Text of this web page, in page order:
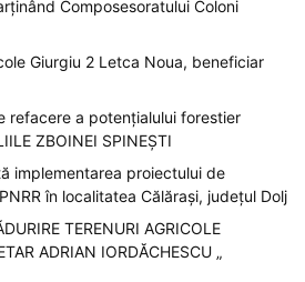
Composesoratului Coloni
Giurgiu 2 Letca Noua, beneficiar
refacere a potențialului forestier
ZBOINEI SPINEȘTI
implementarea proiectului de
în localitatea Călărași, județul Dolj
TERENURI AGRICOLE
ADRIAN IORDĂCHESCU „